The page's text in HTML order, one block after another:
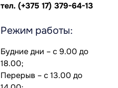
тел. (+375 17) 379-64-13
Режим работы:
Будние дни – с 9.00 до
18.00;
Перерыв – с 13.00 до